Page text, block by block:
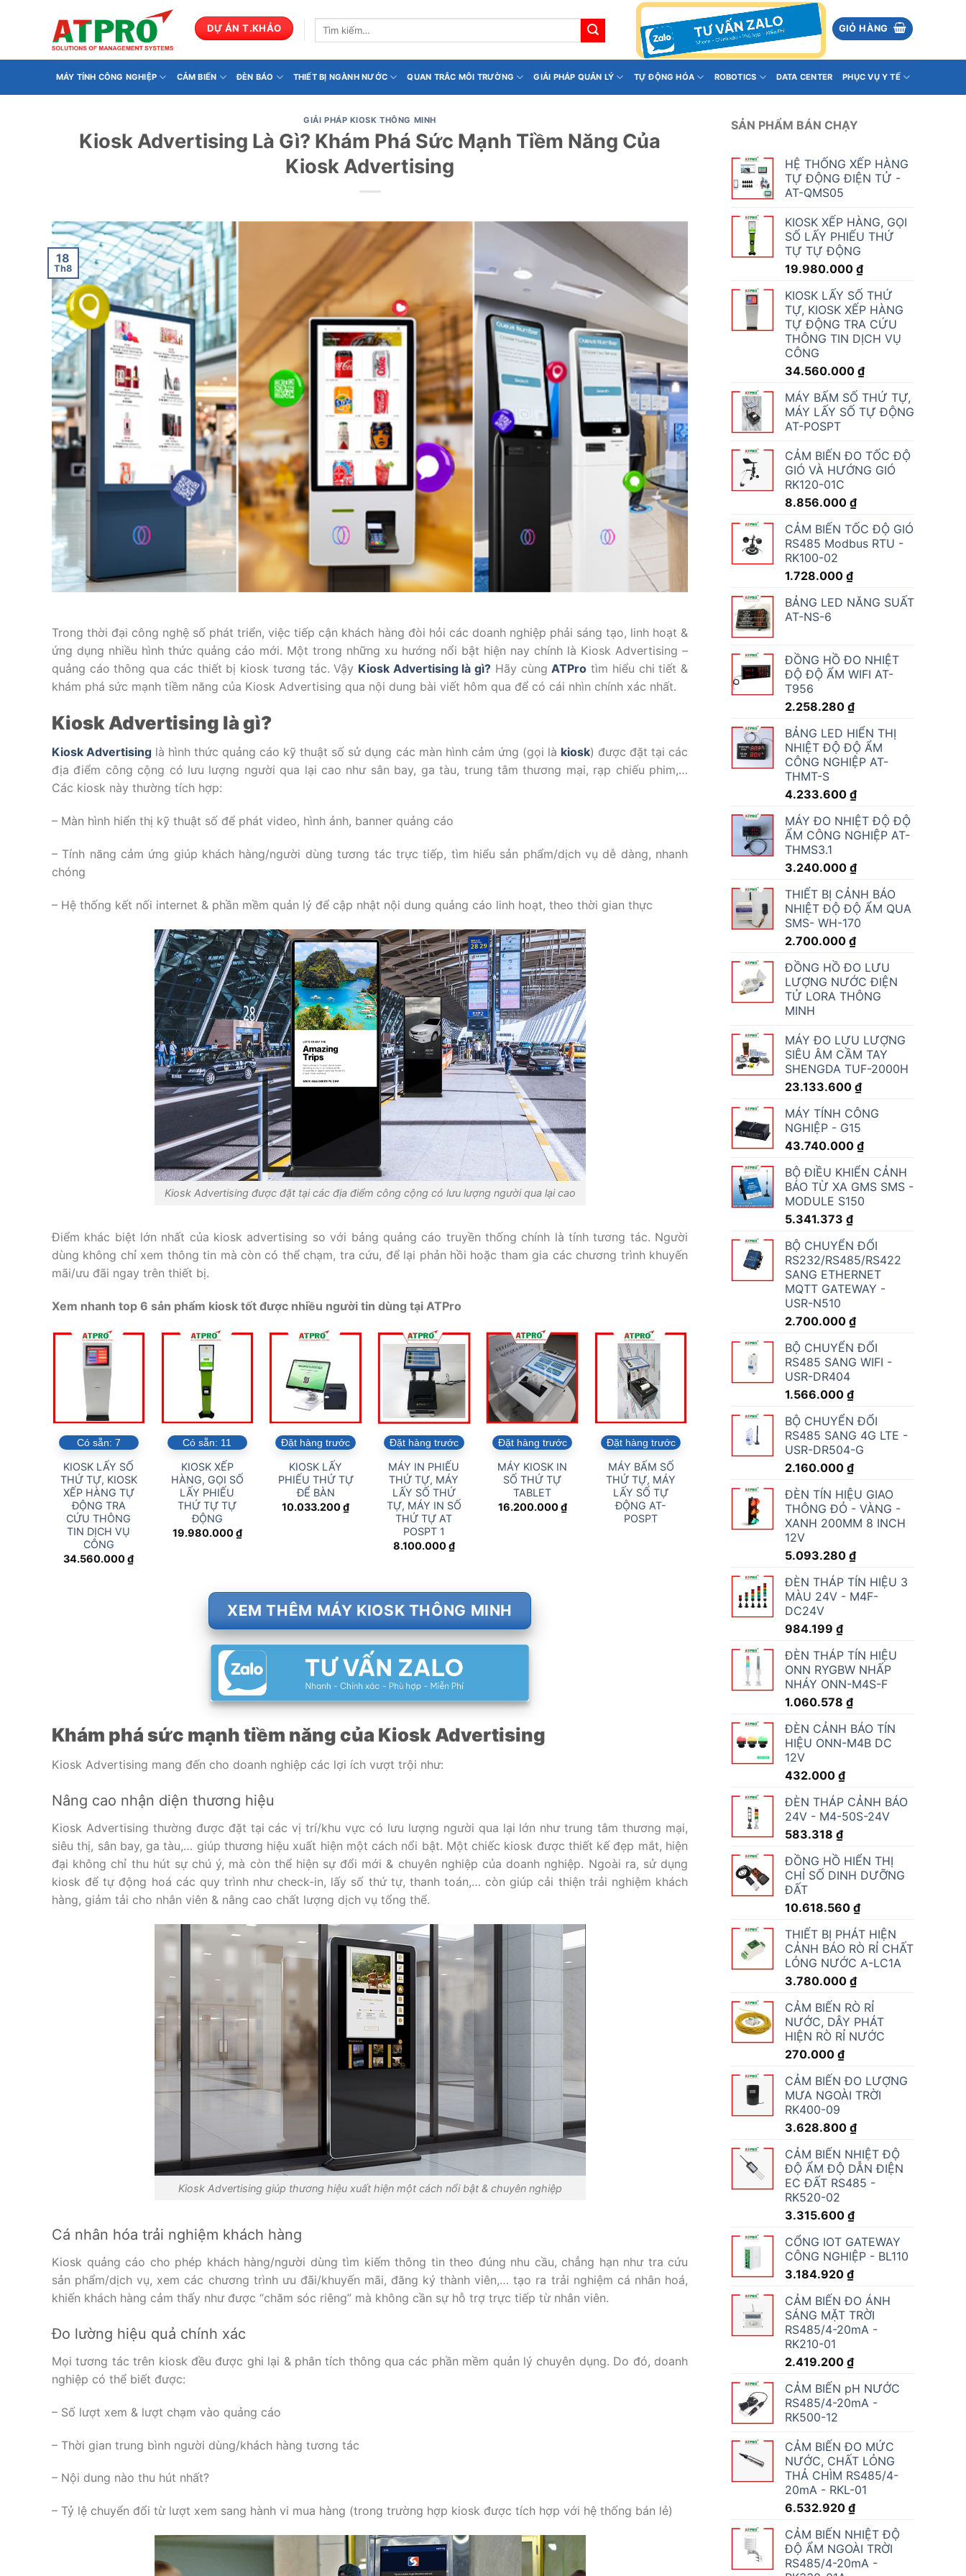
dung
DỰ ÁN T.KHẢO
Tìm
GIỎ HÀNG
MÁY TÍNH CÔNG NGHIỆP CẢM BIẾN ĐÈN BÁO THIẾT BỊ NGÀNH NƯỚC QUAN TRẮC MÔI TRƯỜNG GIẢI PHÁP QUẢN LÝ TỰ ĐỘNG HÓA ROBOTICS DATA CENTER PHỤC VỤ Y TẾ
GIẢI PHÁP KIOSK THÔNG MINH
Kiosk Advertising Là Gì? Khám Phá Sức Mạnh Tiềm Năng Của
Kiosk Advertising
18
Th8
Trong thời đại công nghệ số phát triển, việc tiếp cận khách hàng đòi hỏi các doanh nghiệp phải sáng tạo, linh hoạt &
ứng dụng nhiều hình thức quảng cáo mới. Một trong những xu hướng nổi bật hiện nay chính là Kiosk Advertising –
quảng cáo thông qua các thiết bị kiosk tương tác. Vậy Kiosk Advertising là gì? Hãy cùngATPro tìm hiểu chi tiết &
khám phá sức mạnh tiềm năng của Kiosk Advertising qua nội dung bài viết hôm qua để có cái nhìn chính xác nhất.
Kiosk Advertising là gì?
Kiosk Advertising là hình thức quảng cáo kỹ thuật số sử dụng các màn hình cảm ứng (gọi là kiosk) được đặt tại các
địa điểm công cộng có lưu lượng người qua lại cao như sân bay, ga tàu, trung tâm thương mại, rạp chiếu phim,…
Các kiosk này thường tích hợp:
– Màn hình hiển thị kỹ thuật số để phát video, hình ảnh, banner quảng cáo
– Tính năng cảm ứng giúp khách hàng/người dùng tương tác trực tiếp, tìm hiểu sản phẩm/dịch vụ dễ dàng, nhanh
chóng
– Hệ thống kết nối internet & phần mềm quản lý để cập nhật nội dung quảng cáo linh hoạt, theo thời gian thực
Kiosk Advertising được đặt tại các địa điểm công cộng có lưu lượng người qua lại cao
Điểm khác biệt lớn nhất của kiosk advertising so với bảng quảng cáo truyền thống chính là tính tương tác. Người
dùng không chỉ xem thông tin mà còn có thể chạm, tra cứu, để lại phản hồi hoặc tham gia các chương trình khuyến
mãi/ưu đãi ngay trên thiết bị.
Xem nhanh top 6 sản phẩm kiosk tốt được nhiều người tin dùng tại ATPro
Có sẵn: 7
KIOSK LẤY SỐ
THỨ TỰ, KIOSK
XẾP HÀNG TỰ
ĐỘNG TRA
CỨU THÔNG
TIN DỊCH VỤ
CÔNG
34.560.000₫
Có sẵn: 11
KIOSK XẾP
HÀNG, GỌI SỐ
LẤY PHIẾU
THỨ TỰ TỰ
ĐỘNG
19.980.000₫
Đặt hàng trước
KIOSK LẤY
PHIẾU THỨ TỰ
ĐỂ BÀN
10.033.200₫
Đặt hàng trước
MÁY IN PHIẾU
THỨ TỰ, MÁY
LẤY SỐ THỨ
TỰ, MÁY IN SỐ
THỨ TỰ AT
POSPT 1
8.100.000₫
Đặt hàng trước
MÁY KIOSK IN
SỐ THỨ TỰ
TABLET
16.200.000₫
Đặt hàng trước
MÁY BẤM SỐ
THỨ TỰ, MÁY
LẤY SỐ TỰ
ĐỘNG AT-
POSPT
XEM THÊM MÁY KIOSK THÔNG MINH
Khám phá sức mạnh tiềm năng của Kiosk Advertising
Kiosk Advertising mang đến cho doanh nghiệp các lợi ích vượt trội như:
Nâng cao nhận diện thương hiệu
Kiosk Advertising thường được đặt tại các vị trí/khu vực có lưu lượng người qua lại lớn như trung tâm thương mại,
siêu thị, sân bay, ga tàu,… giúp thương hiệu xuất hiện một cách nổi bật. Một chiếc kiosk được thiết kế đẹp mắt, hiện
đại không chỉ thu hút sự chú ý, mà còn thể hiện sự đổi mới & chuyên nghiệp của doanh nghiệp. Ngoài ra, sử dụng
kiosk để tự động hoá các quy trình như check-in, lấy số thứ tự, thanh toán,… còn giúp cải thiện trải nghiệm khách
hàng, giảm tải cho nhân viên & nâng cao chất lượng dịch vụ tổng thể.
Kiosk Advertising giúp thương hiệu xuất hiện một cách nổi bật & chuyên nghiệp
Cá nhân hóa trải nghiệm khách hàng
Kiosk quảng cáo cho phép khách hàng/người dùng tìm kiếm thông tin theo đúng nhu cầu, chẳng hạn như tra cứu
sản phẩm/dịch vụ, xem các chương trình ưu đãi/khuyến mãi, đăng ký thành viên,… tạo ra trải nghiệm cá nhân hoá,
khiến khách hàng cảm thấy như được “chăm sóc riêng” mà không cần sự hỗ trợ trực tiếp từ nhân viên.
Đo lường hiệu quả chính xác
Mọi tương tác trên kiosk đều được ghi lại & phân tích thông qua các phần mềm quản lý chuyên dụng. Do đó, doanh
nghiệp có thể biết được:
– Số lượt xem & lượt chạm vào quảng cáo
– Thời gian trung bình người dùng/khách hàng tương tác
– Nội dung nào thu hút nhất?
– Tỷ lệ chuyển đổi từ lượt xem sang hành vi mua hàng (trong trường hợp kiosk được tích hợp với hệ thống bán lẻ)
SẢN PHẨM BÁN CHẠY
HỆ THỐNG XẾP HÀNG
TỰ ĐỘNG ĐIỆN TỬ -
AT-QMS05
KIOSK XẾP HÀNG, GỌI
SỐ LẤY PHIẾU THỨ
TỰ TỰ ĐỘNG
19.980.000 ₫
KIOSK LẤY SỐ THỨ
TỰ, KIOSK XẾP HÀNG
TỰ ĐỘNG TRA CỨU
THÔNG TIN DỊCH VỤ
CÔNG
34.560.000 ₫
MÁY BẤM SỐ THỨ TỰ,
MÁY LẤY SỐ TỰ ĐỘNG
AT-POSPT
CẢM BIẾN ĐO TỐC ĐỘ
GIÓ VÀ HƯỚNG GIÓ
RK120-01C
8.856.000 ₫
CẢM BIẾN TỐC ĐỘ GIÓ
RS485 Modbus RTU -
RK100-02
1.728.000 ₫
BẢNG LED NĂNG SUẤT
AT-NS-6
ĐỒNG HỒ ĐO NHIỆT
ĐỘ ĐỘ ẨM WIFI AT-
T956
2.258.280 ₫
BẢNG LED HIỂN THỊ
NHIỆT ĐỘ ĐỘ ẨM
CÔNG NGHIỆP AT-
THMT-S
4.233.600 ₫
MÁY ĐO NHIỆT ĐỘ ĐỘ
ẨM CÔNG NGHIỆP AT-
THMS3.1
3.240.000 ₫
THIẾT BỊ CẢNH BÁO
NHIỆT ĐỘ ĐỘ ẨM QUA
SMS- WH-170
2.700.000 ₫
ĐỒNG HỒ ĐO LƯU
LƯỢNG NƯỚC ĐIỆN
TỬ LORA THÔNG
MINH
MÁY ĐO LƯU LƯỢNG
SIÊU ÂM CẦM TAY
SHENGDA TUF-2000H
23.133.600 ₫
MÁY TÍNH CÔNG
NGHIỆP - G15
43.740.000 ₫
BỘ ĐIỀU KHIỂN CẢNH
BÁO TỪ XA GMS SMS -
MODULE S150
5.341.373 ₫
BỘ CHUYỂN ĐỔI
RS232/RS485/RS422
SANG ETHERNET
MQTT GATEWAY -
USR-N510
2.700.000 ₫
BỘ CHUYỂN ĐỔI
RS485 SANG WIFI -
USR-DR404
1.566.000 ₫
BỘ CHUYỂN ĐỔI
RS485 SANG 4G LTE -
USR-DR504-G
2.160.000 ₫
ĐÈN TÍN HIỆU GIAO
THÔNG ĐỎ - VÀNG -
XANH 200MM 8 INCH
12V
5.093.280 ₫
ĐÈN THÁP TÍN HIỆU 3
MÀU 24V - M4F-
DC24V
984.199 ₫
ĐÈN THÁP TÍN HIỆU
ONN RYGBW NHẤP
NHÁY ONN-M4S-F
1.060.578 ₫
ĐÈN CẢNH BÁO TÍN
HIỆU ONN-M4B DC
12V
432.000 ₫
ĐÈN THÁP CẢNH BÁO
24V - M4-50S-24V
583.318 ₫
ĐỒNG HỒ HIỂN THỊ
CHỈ SỐ DINH DƯỠNG
ĐẤT
10.618.560 ₫
THIẾT BỊ PHÁT HIỆN
CẢNH BÁO RÒ RỈ CHẤT
LỎNG NƯỚC A-LC1A
3.780.000 ₫
CẢM BIẾN RÒ RỈ
NƯỚC, DÂY PHÁT
HIỆN RÒ RỈ NƯỚC
270.000 ₫
CẢM BIẾN ĐO LƯỢNG
MƯA NGOÀI TRỜI
RK400-09
3.628.800 ₫
CẢM BIẾN NHIỆT ĐỘ
ĐỘ ẨM ĐỘ DẪN ĐIỆN
EC ĐẤT RS485 -
RK520-02
3.315.600 ₫
CỔNG IOT GATEWAY
CÔNG NGHIỆP - BL110
3.184.920 ₫
CẢM BIẾN ĐO ÁNH
SÁNG MẶT TRỜI
RS485/4-20mA -
RK210-01
2.419.200 ₫
CẢM BIẾN pH NƯỚC
RS485/4-20mA -
RK500-12
CẢM BIẾN ĐO MỨC
NƯỚC, CHẤT LỎNG
THẢ CHÌM RS485/4-
20mA - RKL-01
6.532.920 ₫
CẢM BIẾN NHIỆT ĐỘ
ĐỘ ẨM NGOÀI TRỜI
RS485/4-20mA -